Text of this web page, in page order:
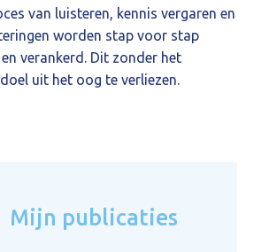
van luisteren, kennis vergaren en
worden stap voor stap
verankerd. Dit zonder het
uit het oog te verliezen.
Mijn publicaties